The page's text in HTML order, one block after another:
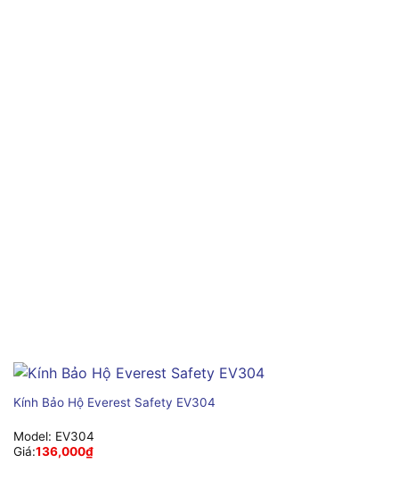
Kính Bảo Hộ Everest Safety EV304
Model: EV304
Giá:136,000₫